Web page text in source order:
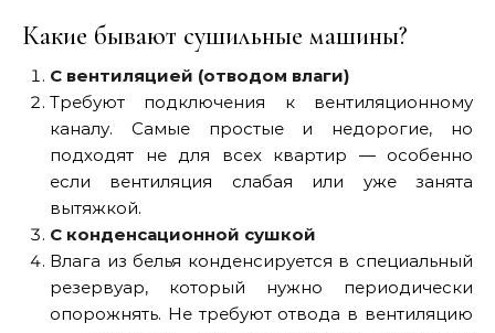
Какие бывают сушильные машины?
С вентиляцией (отводом влаги)
Требуют подключения к вентиляционному
каналу. Самые простые и недорогие, но
подходят не для всех квартир — особенно
если вентиляция слабая или уже занята
вытяжкой.
С конденсационной сушкой
Влага из белья конденсируется в специальный
резервуар, который нужно периодически
опорожнять. Не требуют отвода в вентиляцию